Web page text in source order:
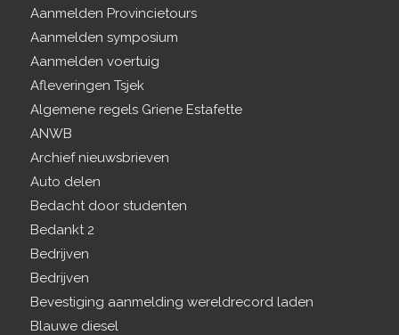
Aanmelden Provincietours
Aanmelden symposium
Aanmelden voertuig
Afleveringen Tsjek
Algemene regels Griene Estafette
ANWB
Archief nieuwsbrieven
Auto delen
Bedacht door studenten
Bedankt 2
Bedrijven
Bedrijven
Bevestiging aanmelding wereldrecord laden
Blauwe diesel